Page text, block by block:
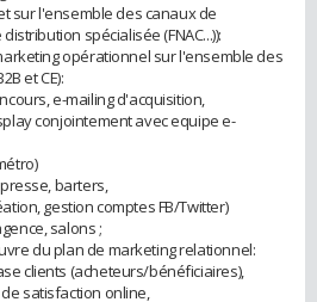
sur l'ensemble des canaux de
spécialisée (FNAC...)):
opérationnel sur l'ensemble des
et CE):
e-mailing d'acquisition,
conjointement avec equipe e-
barters,
gestion comptes FB/Twitter)
salons ;
du plan de marketing relationnel:
clients (acheteurs/bénéficiaires),
satisfaction online,